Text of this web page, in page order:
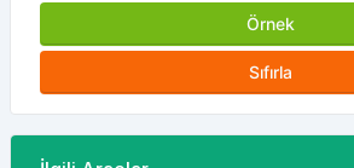
Örnek
Sıfırla